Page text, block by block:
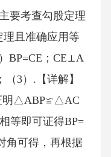
要考查勾股定理
理且准确应用等
BP=CE；CE⊥A
3）.【详解】
明△ABP≌△AC
等即可证得BP=
角可得，再根据